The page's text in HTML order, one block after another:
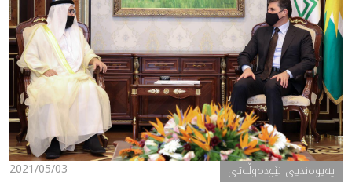
2021/05/03 په‌یوه‌ندیی نێوده‌وڵه‌تی